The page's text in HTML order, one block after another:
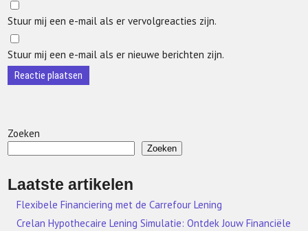
Stuur mij een e-mail als er vervolgreacties zijn.
Stuur mij een e-mail als er nieuwe berichten zijn.
Zoeken
Zoeken
Laatste artikelen
Flexibele Financiering met de Carrefour Lening
Crelan Hypothecaire Lening Simulatie: Ontdek Jouw Financiële